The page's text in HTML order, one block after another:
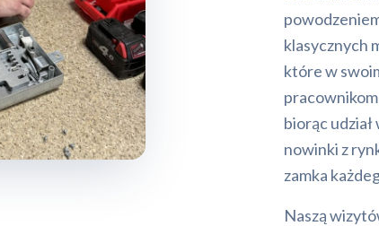
klasycznych
które w
biorąc
nowinki z
zamka
Naszą